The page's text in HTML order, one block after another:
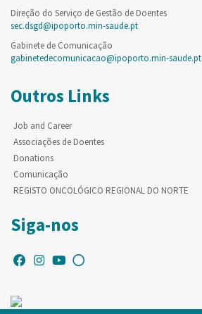
Direção do Serviço de Gestão de Doentes
sec.dsgd@ipoporto.min-saude.pt
Gabinete de Comunicação
gabinetedecomunicacao@ipoporto.min-saude.pt
Outros Links
Job and Career
Associações de Doentes
Donations
Comunicação
REGISTO ONCOLÓGICO REGIONAL DO NORTE
Siga-nos